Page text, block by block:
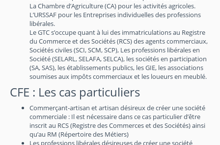
La Chambre d’Agriculture (CA) pour les activités agricoles.
L’URSSAF pour les Entreprises individuelles des professions
libérales.
Le GTC s’occupe quant à lui des immatriculations au Registre
du Commerce et des Sociétés (RCS) des agents commerciaux,
Sociétés civiles (SCI, SCM, SCP), Les professions libérales en
Société (SELARL, SELAFA, SELCA), les sociétés en participation
(SA, SAS), les établissements publics, les GIE, les associations
soumises aux impôts commerciaux et les loueurs en meublé.
CFE : Les cas particuliers
Commerçant-artisan et artisan désireux de créer une société
commerciale : Il est nécessaire dans ce cas particulier d’être
inscrit au RCS (Registre des Commerces et des Sociétés) ainsi
qu’au RM (Répertoire des Métiers)
Les professions libérales désireuses de créer une société